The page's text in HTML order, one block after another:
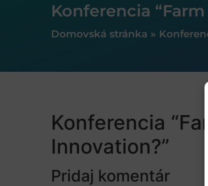
Konferencia
Domovská stránka »
Konferencia
Innovation?”
Pridaj komentár